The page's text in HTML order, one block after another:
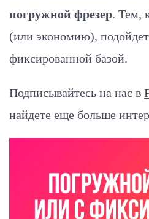
погружной фрезер. Тем,
(или экономию),
фиксированной базой.
Подписывайтесь на нас в
найдете еще больше